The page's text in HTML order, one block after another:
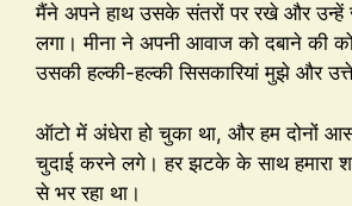
मैंने अपने हाथ उसके संतरों पर रखे और उन्हें
लगा। मीना ने अपनी आवाज को दबाने की
उसकी हल्की-हल्की सिसकारियां मुझे और
ऑटो में अंधेरा हो चुका था, और हम दोनों
चुदाई करने लगे। हर झटके के साथ हमारा
से भर रहा था।